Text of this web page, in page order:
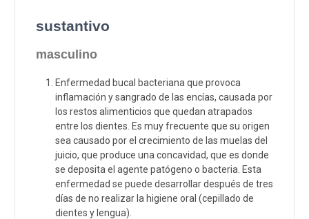
sustantivo
masculino
Enfermedad bucal bacteriana que provoca
inflamación y sangrado de las encías, causada por
los restos alimenticios que quedan atrapados
entre los dientes. Es muy frecuente que su origen
sea causado por el crecimiento de las muelas del
juicio, que produce una concavidad, que es donde
se deposita el agente patógeno o bacteria. Esta
enfermedad se puede desarrollar después de tres
días de no realizar la higiene oral (cepillado de
dientes y lengua).